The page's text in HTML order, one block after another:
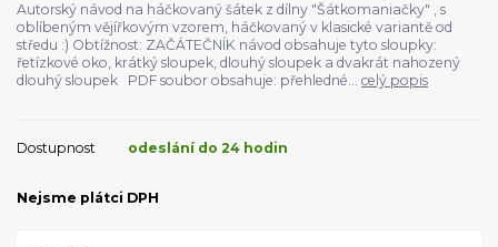
Autorský návod na háčkovaný šátek z dílny "Šátkomaniačky" , s
oblíbeným vějířkovým vzorem, háčkovaný v klasické variantě od
středu :) Obtížnost: ZAČÁTEČNÍK návod obsahuje tyto sloupky:
řetízkové oko, krátký sloupek, dlouhý sloupek a dvakrát nahozený
dlouhý sloupek PDF soubor obsahuje: přehledné... celý popis
Dostupnost odeslání do 24 hodin
Nejsme plátci DPH